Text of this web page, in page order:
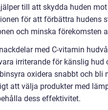
till att skydda huden
för att förbättra hudens
och minska förekomsten
med C-vitamin
irriterande för känslig
oxidera snabbt och
att välja produkter med
dess effektivitet.